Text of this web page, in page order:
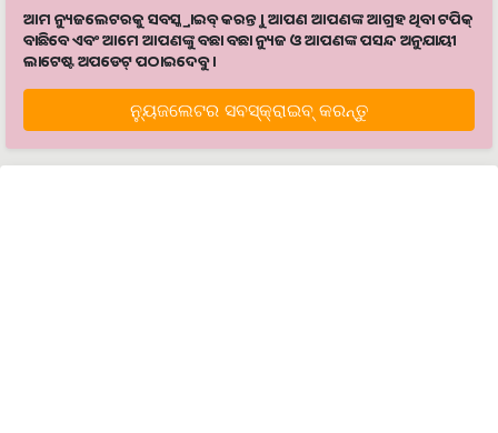
ଆମ ନ୍ୟୁଜଲେଟରକୁ ସବସ୍କ୍ରାଇବ୍ କରନ୍ତୁ । ଆପଣ ଆପଣଙ୍କ ଆଗ୍ରହ ଥିବା ଟପିକ୍‌
ବାଛିବେ ଏବଂ ଆମେ ଆପଣଙ୍କୁ ବଛା ବଛା ନ୍ୟୁଜ ଓ ଆପଣଙ୍କ ପସନ୍ଦ ଅନୁଯାୟୀ
ଲାଟେଷ୍ଟ ଅପଡେଟ୍‌ ପଠାଇଦେବୁ ।
ନ୍ୟୁଜଲେଟର ସବସ୍କ୍ରାଇବ୍‌ କରନ୍ତୁ